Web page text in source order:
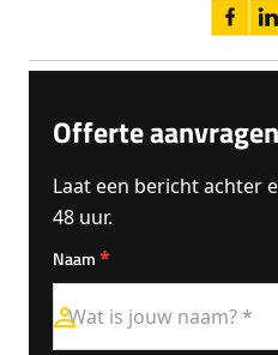
Offerte aanvragen
Laat een bericht achter
48 uur.
Naam*